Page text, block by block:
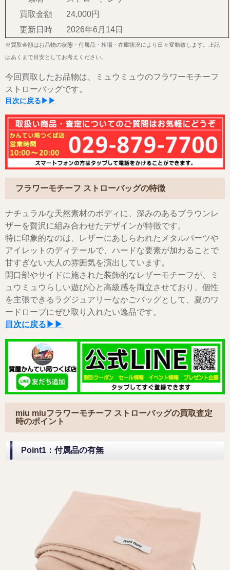
買取金額
24,000円
更新日時
2026年6月14日
※買取金額はお品物の状態・付属品・相場・在庫状況により日々変動致します。上記
はあくまで目安としてお考えください。
今回買取したお品物は、ミュウミュウのフラワーモチーフ
ストローバッグです。
目次に戻る▶▶
フラワーモチーフ ストローバッグの特徴
ナチュラルな天然素材のボディに、深みのあるブラウンレ
ザーを贅沢に組み合わせたデザインが特徴です。
特に印象的なのは、レザーにあしらわれたメタルパーツや
アイレットのディテールで、ハードな要素が加わることで
甘すぎない大人の雰囲気を演出しています。
開口部やサイドに施された装飾的なレザーモチーフが、ミ
ュウミュウらしい遊び心と高級感を両立させており、個性
を主張できるラグジュアリーなかごバッグとして、夏のワ
ードローブにぜひ取り入れたい逸品です。
目次に戻る▶▶
miu miuフラワーモチーフ ストローバッグの買取査定
時のポイント
Point1：付属品の有無